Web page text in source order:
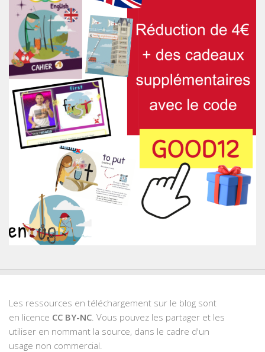
Les ressources en téléchargement sur le blog sont
en licence CC BY-NC . Vous pouvez les partager et les
utiliser en nommant la source, dans le cadre d'un
usage non commercial.